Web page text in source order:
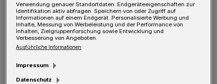
In Form von bunten Holzquadern wandern sie
quer durch Wuppertal, um die Menschen auf
Verwendung genauer Standortdaten. Endgeräteeigenschaften zur
Identifikation aktiv abfragen. Speichern von oder Zugriff auf
Informationen auf einem Endgerät. Personalisierte Werbung und
Inhalte, Messung von Werbeleistung und der Performance von
Inhalten, Zielgruppenforschung sowie Entwicklung und
Verbesserung von Angeboten.
Ausführliche Informationen
Impressum
Datenschutz